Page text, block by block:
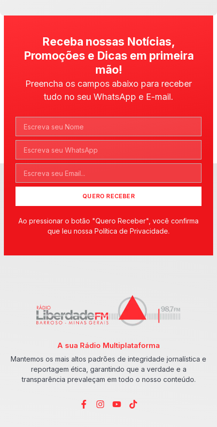
Receba nossas Notícias,
Promoções e Dicas em primeira
mão!
Preencha os campos abaixo para receber
tudo no seu WhatsApp e E-mail.
QUERO RECEBER
Ao pressionar o botão "Quero Receber", você confirma
que leu nossa Política de Privacidade.
A sua Rádio Multiplataforma
Mantemos os mais altos padrões de integridade jornalística e
reportagem ética, garantindo que a verdade e a
transparência prevaleçam em todo o nosso conteúdo.